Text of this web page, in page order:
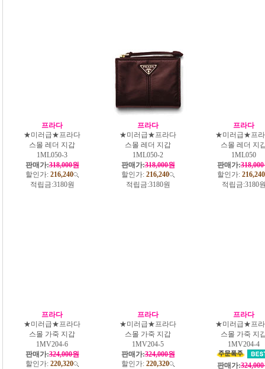
프라다
★미러급★프라다
스몰 레더 지갑
1ML050-3
판매가:318,000원
할인가: 216,240
적립금:3180원
프라다
★미러급★프라다
스몰 레더 지갑
1ML050-2
판매가:318,000원
할인가: 216,240
적립금:3180원
프라다
★미러급★프
스몰 레더 지
1ML050
판매가:
할인가: 216,240
적립금:3180
프라다
★미러급★프라다
스몰 가죽 지갑
1MV204-6
판매가:324,000원
할인가: 220,320
프라다
★미러급★프라다
스몰 가죽 지갑
1MV204-5
판매가:324,000원
할인가: 220,320
프라다
★미러급★프
스몰 가죽 지
1MV204-4
판매가: